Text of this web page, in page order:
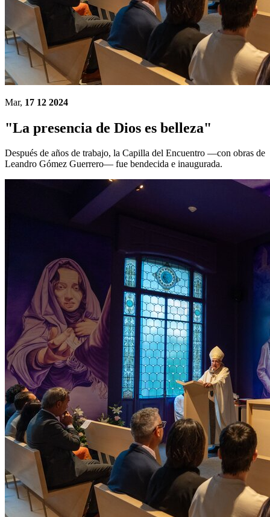
Mar, 17 12 2024
"La presencia de Dios es belleza"
Después de años de trabajo, la Capilla del Encuentro —con obras de
Leandro Gómez Guerrero— fue bendecida e inaugurada.